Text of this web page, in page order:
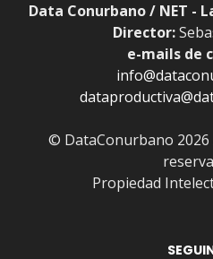
Data Conurbano / NET -
Director:
e-mails de
© DataConurbano
Propiedad